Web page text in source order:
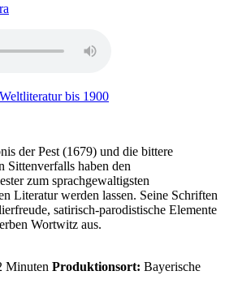
bis 1900
der Pest (1679) und die bittere
Sittenverfalls haben den
zum sprachgewaltigsten
Literatur werden lassen. Seine Schriften
satirisch-parodistische Elemente
Wortwitz aus.
Minuten Produktionsort: Bayerische